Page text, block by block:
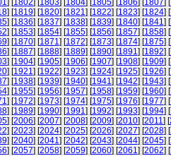
] [1802] [1803] [1804] [1805] [1806] [1807] [
] [1819] [1820] [1821] [1822] [1823] [1824] [
] [1836] [1837] [1838] [1839] [1840] [1841] [
] [1853] [1854] [1855] [1856] [1857] [1858] [
] [1870] [1871] [1872] [1873] [1874] [1875] [
] [1887] [1888] [1889] [1890] [1891] [1892] [
] [1904] [1905] [1906] [1907] [1908] [1909] [
] [1921] [1922] [1923] [1924] [1925] [1926] [
] [1938] [1939] [1940] [1941] [1942] [1943] [
] [1955] [1956] [1957] [1958] [1959] [1960] [
] [1972] [1973] [1974] [1975] [1976] [1977] [
] [1989] [1990] [1991] [1992] [1993] [1994] [
] [2006] [2007] [2008] [2009] [2010] [2011] [
] [2023] [2024] [2025] [2026] [2027] [2028] [
] [2040] [2041] [2042] [2043] [2044] [2045] [
] [2057] [2058] [2059] [2060] [2061] [2062] [